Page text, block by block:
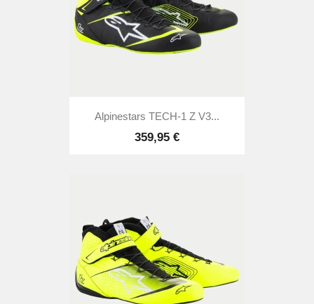
Alpinestars TECH-1 Z V3...
359,95 €